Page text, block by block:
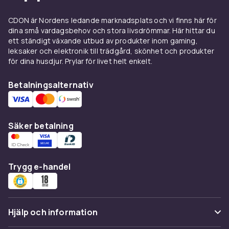
spelarens nummer tryckt på sidan. Kika in i
kategorinvattenpolomössorför att se aktuellt
utbud.
Ska du träna regelbundet behöver du också
simpassen, och den som vill vidare mot mer
vattensport hittar massor i kategorin
efter storlek, mål efter var du ska spela och
mössa efter laget, så är du redo för avkast.
Köp din utrustning för vattenpolo online hos
CDON.
CDON är Nordens ledande marknadsplats och vi finns här för
dina små vardagsbehov och stora livsdrömmar. Här hittar du
ett ständigt växande utbud av produkter inom gaming,
leksaker och elektronik till trädgård, skönhet och produkter
för dina husdjur. Prylar för livet helt enkelt.
Betalningsalternativ
Säker betalning
Trygg e-handel
Hjälp och information